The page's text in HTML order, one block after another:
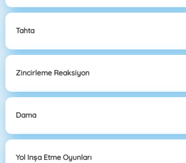
Tahta
Zincirleme Reaksiyon
Dama
Yol Inşa Etme Oyunları